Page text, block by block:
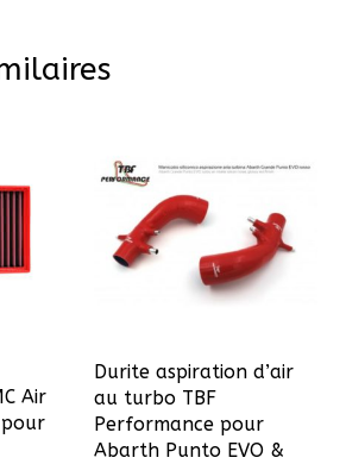
Air
pour
Durite aspiration d’air
au turbo TBF
Performance pour
Abarth Punto EVO &